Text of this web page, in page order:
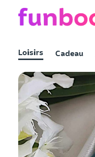
Loisirs Cadeau